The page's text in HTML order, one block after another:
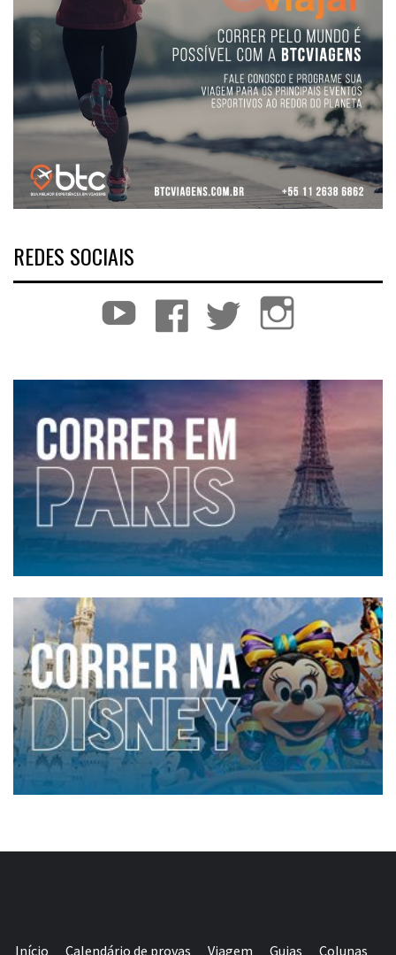
REDES SOCIAIS
YouTube Facebook Twitter
Início Calendário de provas Viagem Guias Colunas